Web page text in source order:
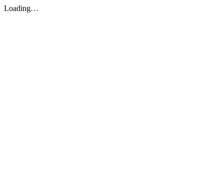
Loading…